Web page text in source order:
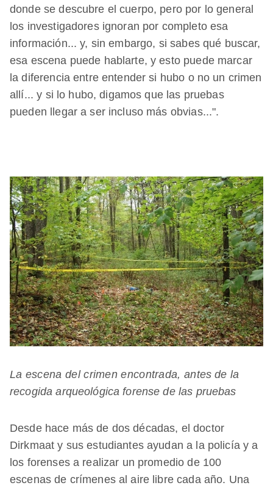
donde se descubre el cuerpo, pero por lo general
los investigadores ignoran por completo esa
información... y, sin embargo, si sabes qué buscar,
esa escena puede hablarte, y esto puede marcar
la diferencia entre entender si hubo o no un crimen
allí... y si lo hubo, digamos que las pruebas
pueden llegar a ser incluso más obvias...".
La escena del crimen encontrada, antes de la
recogida arqueológica forense de las pruebas
Desde hace más de dos décadas, el doctor
Dirkmaat y sus estudiantes ayudan a la policía y a
los forenses a realizar un promedio de 100
escenas de crímenes al aire libre cada año. Una